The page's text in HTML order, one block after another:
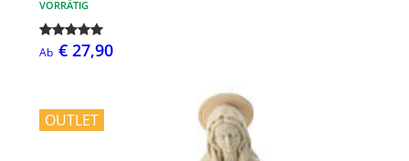
VORRÄTIG
Ab € 27,90
OUTLET